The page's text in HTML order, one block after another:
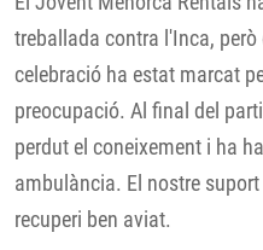
treballada contra l'Inca,
celebració ha estat marcat
preocupació. Al final del
perdut el coneixement i ha
ambulància. El nostre
recuperi ben aviat.